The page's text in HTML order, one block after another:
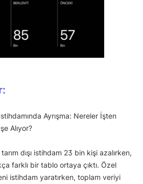
Ayrışma: Nereler İşten
Alıyor?
dışı istihdam 23 bin kişi azalırken,
farklı bir tablo ortaya çıktı. Özel
istihdam yaratırken, toplam veriyi